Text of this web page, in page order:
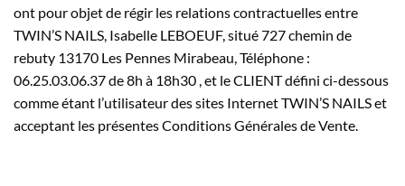
ont pour objet de régir les relations contractuelles entre
TWIN’S NAILS, Isabelle LEBOEUF, situé 727 chemin de
rebuty 13170 Les Pennes Mirabeau, Téléphone :
06.25.03.06.37 de 8h à 18h30 , et le CLIENT défini ci-dessous
comme étant l’utilisateur des sites Internet TWIN’S NAILS et
acceptant les présentes Conditions Générales de Vente.